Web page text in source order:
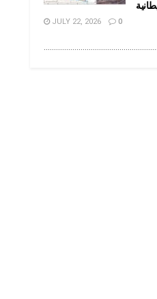
JULY 22, 2026 0
........................................................